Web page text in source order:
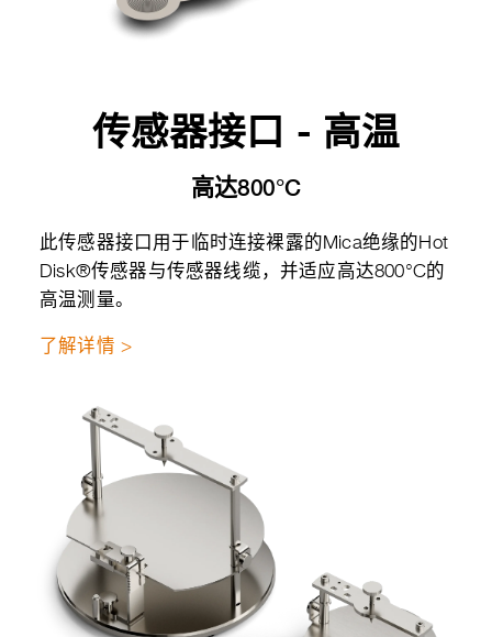
传感器接口 - 高温
高达800°C
此传感器接口用于临时连接裸露的Mica绝缘的Hot
Disk®传感器与传感器线缆，并适应高达800°C的
高温测量。
了解详情 >